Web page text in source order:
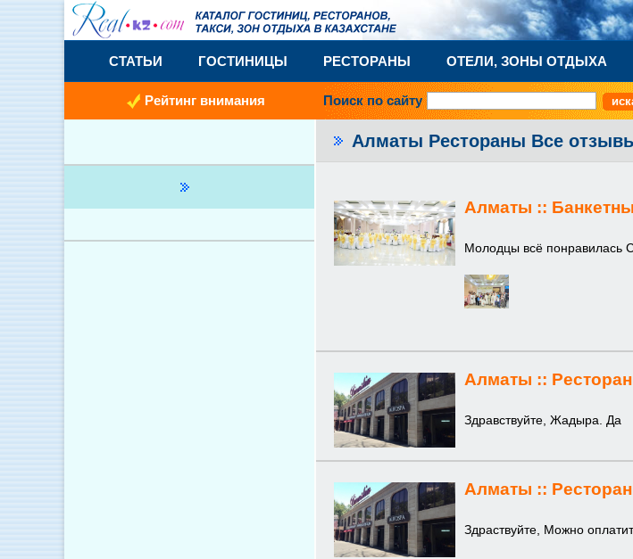
СТАТЬИ ГОСТИНИЦЫ РЕСТОРАНЫ ОТЕЛИ, ЗОНЫ ОТДЫХА
Рейтинг внимания Поиск по сайту
Алматы Рестораны Все
Алматы ::
Молодцы всё понравилась
Алматы ::
Здравствуйте, Жадыра. Да
Алматы ::
Здраствуйте, Можно